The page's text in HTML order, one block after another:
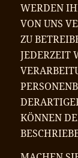
WERDEN
VON UNS
ZU
JEDERZEIT
KÖNNEN